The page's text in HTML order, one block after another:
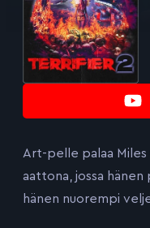
Art-pelle palaa Miles
aattona, jossa
hänen nuorempi